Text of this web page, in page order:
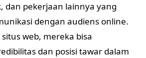
dan pekerjaan lainnya yang
dengan audiens online.
web, mereka bisa
dan posisi tawar dalam